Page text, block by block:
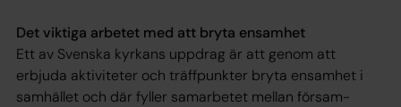
Det viktiga arbetet med att bryta ensamhet
Ett av Svenska kyrkans uppdrag är att genom att
erbjuda aktiviteter och träffpunkter bryta ensamhet i
samhället och där fyller samarbetet mellan försam-